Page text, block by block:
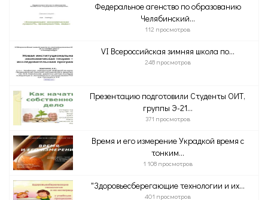
Федеральное агенство по образованию
Челябинский...
112 просмотров
VI Всероссийская зимняя школа по...
248 просмотров
Презентацию подготовили Студенты ОИТ,
группы Э-21...
371 просмотров
Время и его измерение Украдкой время с
тонким...
1 108 просмотров
"Здоровьесберегающие технологии и их...
401 просмотров